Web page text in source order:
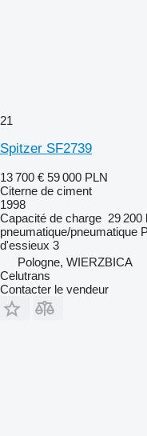
21
Spitzer SF2739
13 700 € 59 000 PLN
Citerne de ciment
1998
Capacité de charge 29 200
pneumatique/pneumatique
d'essieux 3
Pologne, WIERZBICA
Celutrans
Contacter le vendeur